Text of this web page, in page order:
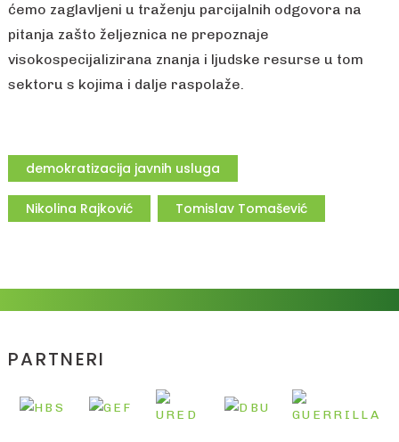
ćemo zaglavljeni u traženju parcijalnih odgovora na
pitanja zašto željeznica ne prepoznaje
visokospecijalizirana znanja i ljudske resurse u tom
sektoru s kojima i dalje raspolaže.
demokratizacija javnih usluga
Nikolina Rajković Tomislav Tomašević
PARTNERI